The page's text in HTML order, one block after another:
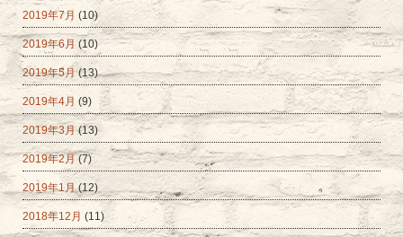
2019年7月 (10)
2019年6月 (10)
2019年5月(13)
2019年4月 (9)
2019年3月 (13)
2019年2月 (7)
2019年1月(12)
2018年12月 (11)